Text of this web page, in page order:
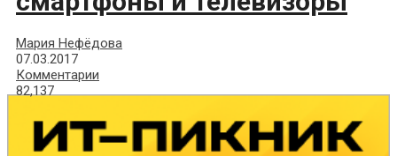
Мария Нефёдова
07.03.2017
Комментарии
82,137